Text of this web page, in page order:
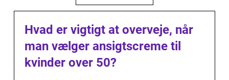
Hvad er vigtigt at overveje, når
man vælger ansigtscreme til
kvinder over 50?